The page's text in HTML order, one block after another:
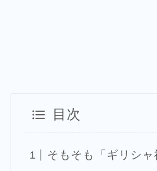
目次
そもそも「ギリシャ